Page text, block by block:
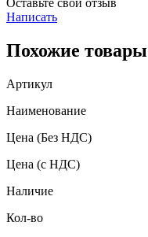
Оставьте свой отзыв
Написать
Похожие товары
Артикул
Наименование
Цена (Без НДС)
Цена (с НДС)
Наличие
Кол-во